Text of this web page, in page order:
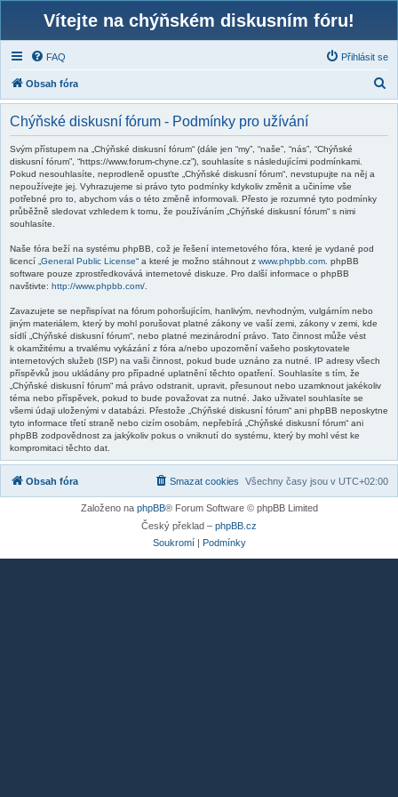
Vítejte na chýňském diskusním fóru!
FAQ Přihlásit se
Obsah fóra
l
Chýňské diskusní fórum - Podmínky pro užívání
Svým přístupem na „Chýňské diskusní fórum“ (dále jen “my”, “naše”, “nás”, “Chýňské
diskusní fórum”, “https://www.forum-chyne.cz”), souhlasíte s následujícími podmínkami.
Pokud nesouhlasíte, neprodleně opusťte „Chýňské diskusní fórum“, nevstupujte na něj a
nepoužívejte jej. Vyhrazujeme si právo tyto podmínky kdykoliv změnit a učiníme vše
potřebné pro to, abychom vás o této změně informovali. Přesto je rozumné tyto podmínky
průběžně sledovat vzhledem k tomu, že používáním „Chýňské diskusní fórum“ s nimi
souhlasíte.
Naše fóra beží na systému phpBB, což je řešení internetového fóra, které je vydané pod
licencí „ General Public License“ a které je možno stáhnout z www.phpbb.com . phpBB
software pouze zprostředkovává internetové diskuze. Pro další informace o phpBB
navštivte: http://www.phpbb.com/
Zavazujete se nepřispívat na fórum pohoršujícím, hanlivým, nevhodným, vulgárním nebo
jiným materiálem, který by mohl porušovat platné zákony ve vaší zemi, zákony v zemi, kde
sídlí „Chýňské diskusní fórum“, nebo platné mezinárodní právo. Tato činnost může vést
k okamžitému a trvalému vykázání z fóra a/nebo upozornění vašeho poskytovatele
internetových služeb (ISP) na vaši činnost, pokud bude uznáno za nutné. IP adresy všech
příspěvků jsou ukládány pro případné uplatnění těchto opatření. Souhlasíte s tím, že
„Chýňské diskusní fórum“ má právo odstranit, upravit, přesunout nebo uzamknout jakékoliv
téma nebo příspěvek, pokud to bude považovat za nutné. Jako uživatel souhlasíte se
všemi údaji uloženými v databázi. Přestože „Chýňské diskusní fórum“ ani phpBB neposkytne
tyto informace třetí straně nebo cizím osobám, nepřebírá „Chýňské diskusní fórum“ ani
phpBB zodpovědnost za jakýkoliv pokus o vniknutí do systému, který by mohl vést ke
kompromitaci těchto dat.
Obsah fóra Všechny časy jsou v UTC+02:00
Smazat cookies
Založeno na phpBB® Forum Software © phpBB Limited
Český překlad – phpBB.cz
Soukromí| Podmínky